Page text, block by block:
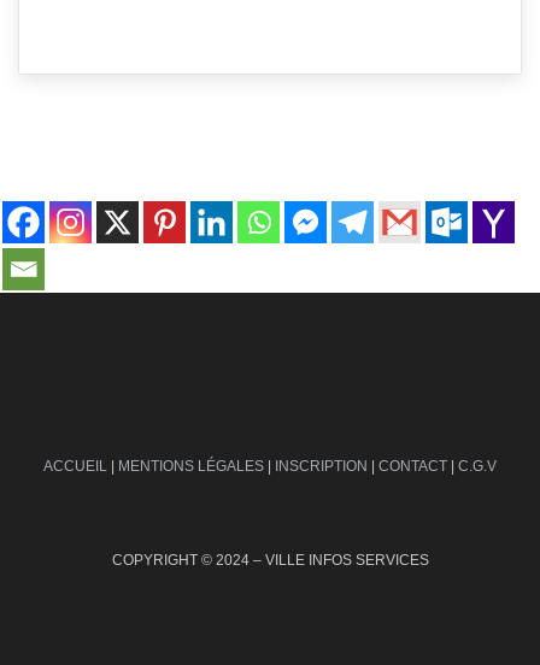
ACCUEIL | MENTIONS LÉGALES | INSCRIPTION | CONTACT | C.G.V
COPYRIGHT © 2024 – VILLE INFOS SERVICES